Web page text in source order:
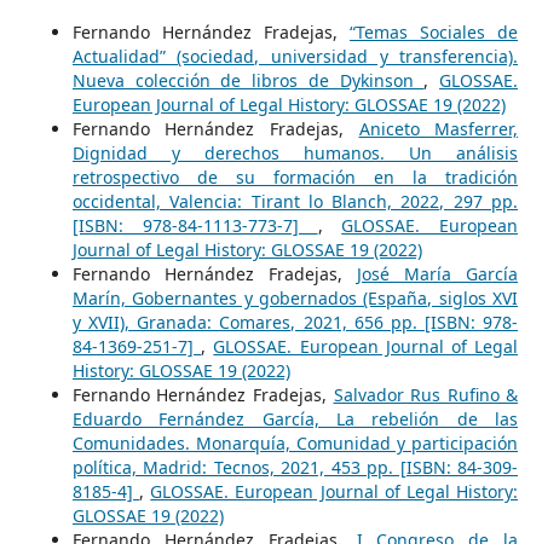
Fernando Hernández Fradejas,“Temas Sociales de
Actualidad” (sociedad, universidad y transferencia).
Nueva colección de libros de Dykinson ,GLOSSAE.
European Journal of Legal History: GLOSSAE 19 (2022)
Fernando Hernández Fradejas, Aniceto Masferrer,
Dignidad y derechos humanos. Un análisis
retrospectivo de su formación en la tradición
occidental, Valencia: Tirant lo Blanch, 2022, 297 pp.
[ISBN: 978-84-1113-773-7] ,GLOSSAE. European
Journal of Legal History: GLOSSAE 19 (2022)
Fernando Hernández Fradejas, José María García
Marín, Gobernantes y gobernados (España, siglos XVI
y XVII), Granada: Comares, 2021, 656 pp. [ISBN: 978-
84-1369-251-7] ,GLOSSAE. European Journal of Legal
History: GLOSSAE 19 (2022)
Fernando Hernández Fradejas, Salvador Rus Rufino &
Eduardo Fernández García, La rebelión de las
Comunidades. Monarquía, Comunidad y participación
política, Madrid: Tecnos, 2021, 453 pp. [ISBN: 84-309-
8185-4] ,GLOSSAE. European Journal of Legal History:
GLOSSAE 19 (2022)